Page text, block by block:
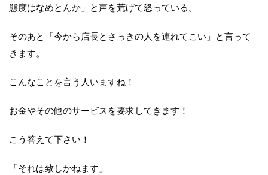
態度はなめとんか」と声を荒げて怒っている。
そのあと「今から店長とさっきの人を連れてこい」と言って
きます。
こんなことを言う人いますね！
お金やその他のサービスを要求してきます！
こう答えて下さい！
「それは致しかねます」